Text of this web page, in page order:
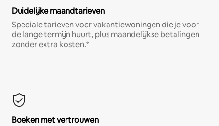
Duidelijke maandtarieven
Speciale tarieven voor vakantiewoningen die je voor
de lange termijn huurt, plus maandelijkse betalingen
zonder extra kosten.*
Boeken met vertrouwen